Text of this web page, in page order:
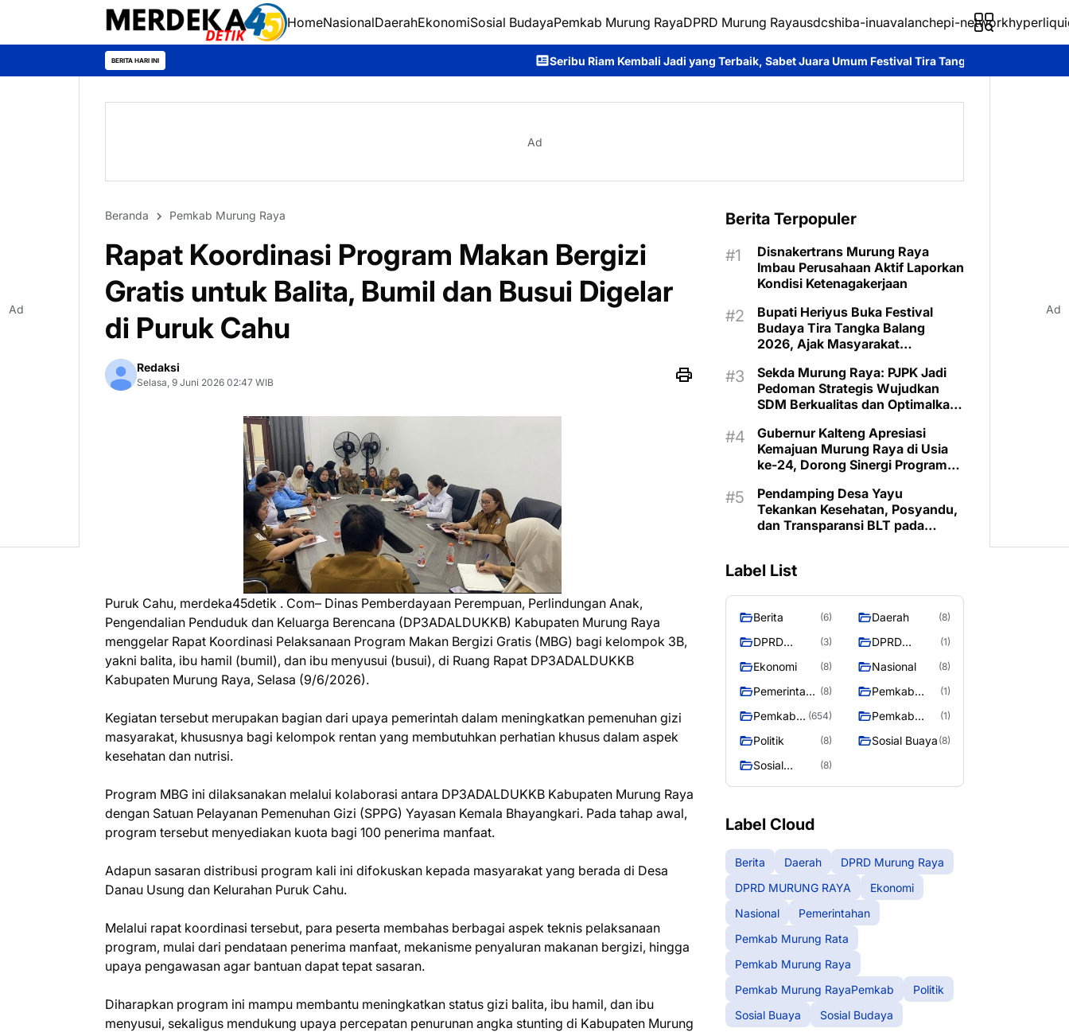
HomeNasionalDaerahEkonomiSosial BudayaPemkab Murung RayaDPRD Murung Rayausdcshiba-inuavalanchepi-network
BERITA HARI INI Seribu Riam Kembali Jadi yang Terbaik, Sabet Juara Umum Festival Tira Tangka Balang 2026 Tampil Memukau, Barito
Ad
Beranda Pemkab Murung Raya
Rapat Koordinasi Program Makan Bergizi
Gratis untuk Balita, Bumil dan Busui Digelar
di Puruk Cahu
Redaksi
Selasa, 9 Juni 2026 02:47 WIB
Puruk Cahu, merdeka45detik . Com– Dinas Pemberdayaan Perempuan, Perlindungan Anak,
Pengendalian Penduduk dan Keluarga Berencana (DP3ADALDUKKB) Kabupaten Murung Raya
menggelar Rapat Koordinasi Pelaksanaan Program Makan Bergizi Gratis (MBG) bagi kelompok 3B,
yakni balita, ibu hamil (bumil), dan ibu menyusui (busui), di Ruang Rapat DP3ADALDUKKB
Kabupaten Murung Raya, Selasa (9/6/2026).
Kegiatan tersebut merupakan bagian dari upaya pemerintah dalam meningkatkan pemenuhan gizi
masyarakat, khususnya bagi kelompok rentan yang membutuhkan perhatian khusus dalam aspek
kesehatan dan nutrisi.
Program MBG ini dilaksanakan melalui kolaborasi antara DP3ADALDUKKB Kabupaten Murung Raya
dengan Satuan Pelayanan Pemenuhan Gizi (SPPG) Yayasan Kemala Bhayangkari. Pada tahap awal,
program tersebut menyediakan kuota bagi 100 penerima manfaat.
Adapun sasaran distribusi program kali ini difokuskan kepada masyarakat yang berada di Desa
Danau Usung dan Kelurahan Puruk Cahu.
Melalui rapat koordinasi tersebut, para peserta membahas berbagai aspek teknis pelaksanaan
program, mulai dari pendataan penerima manfaat, mekanisme penyaluran makanan bergizi, hingga
upaya pengawasan agar bantuan dapat tepat sasaran.
Diharapkan program ini mampu membantu meningkatkan status gizi balita, ibu hamil, dan ibu
menyusui, sekaligus mendukung upaya percepatan penurunan angka stunting di Kabupaten Murung
Berita Terpopuler
Disnakertrans Murung Raya
Imbau Perusahaan Aktif Laporkan
Kondisi Ketenagakerjaan
Bupati Heriyus Buka Festival
Budaya Tira Tangka Balang
2026, Ajak Masyarakat
Sekda Murung Raya: PJPK Jadi
Pedoman Strategis Wujudkan
SDM Berkualitas dan Optimalkan
Gubernur Kalteng Apresiasi
Kemajuan Murung Raya di Usia
ke-24, Dorong Sinergi Program
Pendamping Desa Yayu
Tekankan Kesehatan, Posyandu,
dan Transparansi BLT pada
Label List
Berita (6) Daerah (8)
DPRD
Raya
(3)
DPRD
RAYA
(1)
Ekonomi (8) Nasional (8)
Pemerintaha (8)
Pemkab
(1)
Pemkab
Raya
(654)
Pemkab
RayaPemka
(1)
Politik (8) Sosial Buaya (8)
Sosial
(8)
Label Cloud
Berita Daerah
DPRD Murung Raya
DPRD MURUNG RAYA
Ekonomi
Nasional
Pemerintahan
Pemkab Murung Rata
Pemkab Murung Raya
Pemkab Murung RayaPemkab
Politik
Sosial Buaya
Sosial Budaya
Ad Ad